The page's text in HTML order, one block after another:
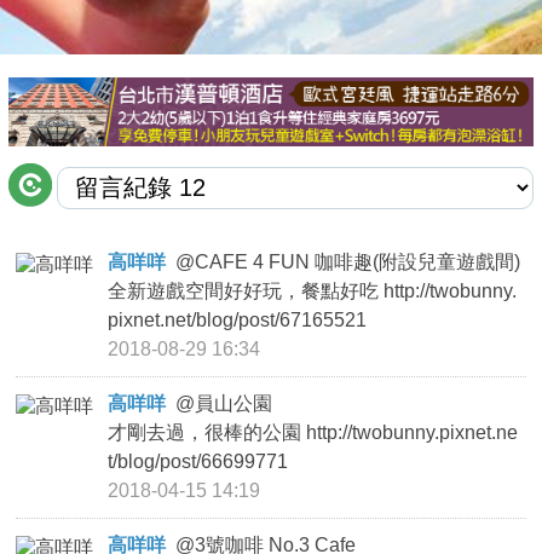
推薦景點
討論區
聯絡我們
APP下載
高咩咩 @CAFE 4 FUN 咖啡趣(附設兒童遊戲間)
全新遊戲空間好好玩，餐點好吃 http://twobunny.
pixnet.net/blog/post/67165521
2018-08-29 16:34
高咩咩 @ 員山公園
才剛去過，很棒的公園 http://twobunny.pixnet.ne
t/blog/post/66699771
2018-04-15 14:19
高咩咩 @3號咖啡 No.3 Cafe